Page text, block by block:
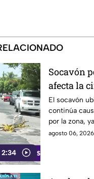
2:34
Socavón
afecta la
El socavón
continúa
por la zona,
ocasiones,
agosto 06,